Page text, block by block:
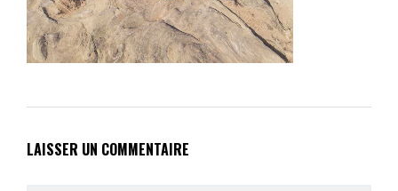
LAISSER UN COMMENTAIRE